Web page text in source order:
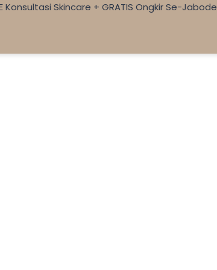
Konsultasi Skincare + GRATIS Ongkir Se-